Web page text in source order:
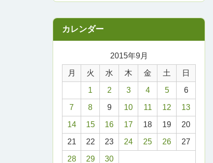
2015年9月
月 火 水 木 金 土 日
1 2 3 4 5 6
7 8 9 10 11 12 13
14 15 16 17 18 19 20
21 22 23 24 25 26 27
28 29 30